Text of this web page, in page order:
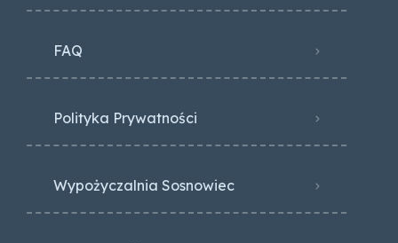
FAQ
Polityka Prywatności
Wypożyczalnia Sosnowiec